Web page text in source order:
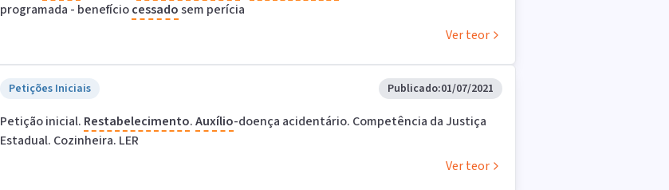
programada - benefíciocessadosem perícia
Ver teor
Petições Iniciais Publicado:01/07/2021
Petição inicial. Restabelecimento.Auxílio-doença acidentário. Competência da Justiça
Estadual. Cozinheira. LER
Ver teor